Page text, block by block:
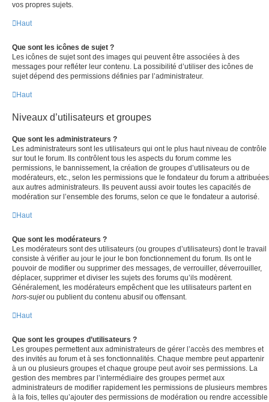
vos propres sujets.
Haut
Que sont les icônes de sujet ?
Les icônes de sujet sont des images qui peuvent être associées à des
messages pour refléter leur contenu. La possibilité d’utiliser des icônes de
sujet dépend des permissions définies par l’administrateur.
Haut
Niveaux d’utilisateurs et groupes
Que sont les administrateurs ?
Les administrateurs sont les utilisateurs qui ont le plus haut niveau de contrôle
sur tout le forum. Ils contrôlent tous les aspects du forum comme les
permissions, le bannissement, la création de groupes d’utilisateurs ou de
modérateurs, etc., selon les permissions que le fondateur du forum a attribuées
aux autres administrateurs. Ils peuvent aussi avoir toutes les capacités de
modération sur l’ensemble des forums, selon ce que le fondateur a autorisé.
Haut
Que sont les modérateurs ?
Les modérateurs sont des utilisateurs (ou groupes d’utilisateurs) dont le travail
consiste à vérifier au jour le jour le bon fonctionnement du forum. Ils ont le
pouvoir de modifier ou supprimer des messages, de verrouiller, déverrouiller,
déplacer, supprimer et diviser les sujets des forums qu’ils modèrent.
Généralement, les modérateurs empêchent que les utilisateurs partent en
hors-sujetou publient du contenu abusif ou offensant.
Haut
Que sont les groupes d’utilisateurs ?
Les groupes permettent aux administrateurs de gérer l’accès des membres et
des invités au forum et à ses fonctionnalités. Chaque membre peut appartenir
à un ou plusieurs groupes et chaque groupe peut avoir ses permissions. La
gestion des membres par l’intermédiaire des groupes permet aux
administrateurs de modifier rapidement les permissions de plusieurs membres
à la fois, telles qu’ajouter des permissions de modération ou rendre accessible